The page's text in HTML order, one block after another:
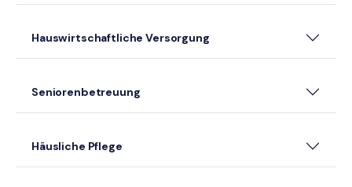
Hauswirtschaftliche Versorgung
Seniorenbetreuung
Häusliche Pflege